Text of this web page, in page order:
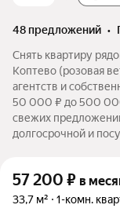
48 предложений •
Снять квартиру
Коптево (розовая
агентств и
50 000 ₽ до 500
свежих
долгосрочной и
57 200 ₽ в
33,7 м² 1-комн.